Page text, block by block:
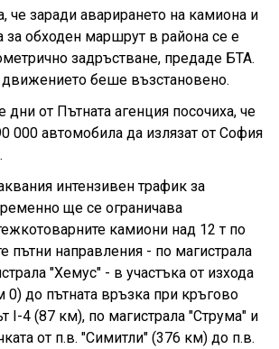
че заради аварирането на камиона и
за обходен маршрут в района се е
задръстване, предаде БТА.
беше възстановено.
дни от Пътната агенция посочиха, че
000 автомобила да излязат от София
интензивен трафик за
ще се ограничава
камиони над 12 т по
пътни направления - по магистрала
"Хемус" - в участъка от изхода
0) до пътната връзка при кръгово
I-4 (87 км), по магистрала "Струма" и
от п.в. "Симитли" (376 км) до п.в.